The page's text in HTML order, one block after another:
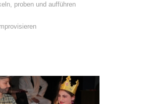
proben und aufführen